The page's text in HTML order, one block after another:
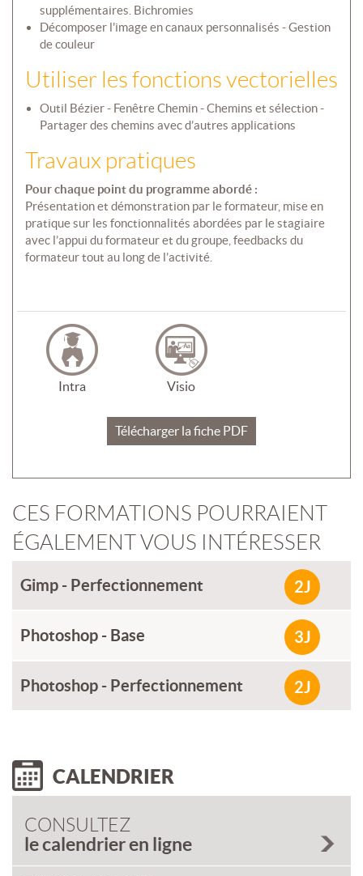
supplémentaires. Bichromies
Décomposer l'image en canaux personnalisés - Gestion
de couleur
Utiliser les fonctions vectorielles
Outil Bézier - Fenêtre Chemin - Chemins et sélection -
Partager des chemins avec d’autres applications
Travaux pratiques
Pour chaque point du programme abordé :
Présentation et démonstration par le formateur, mise en
pratique sur les fonctionnalités abordées par le stagiaire
avec l’appui du formateur et du groupe, feedbacks du
formateur tout au long de l’activité.
Intra Visio
Télécharger la fiche PDF
CES FORMATIONS POURRAIENT
ÉGALEMENT VOUS INTÉRESSER
Gimp - Perfectionnement 2J
Photoshop - Base 3J
Photoshop - Perfectionnement 2J
CALENDRIER
CONSULTEZ
le calendrier en ligne